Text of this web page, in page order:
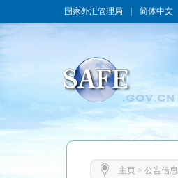
国家外汇管理局 简体中文
主页> 公告信息